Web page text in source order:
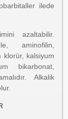
ilede
azaltabilir.
aminofilin,
klorür, kalsiyum
bikarbonat,
Alkalik